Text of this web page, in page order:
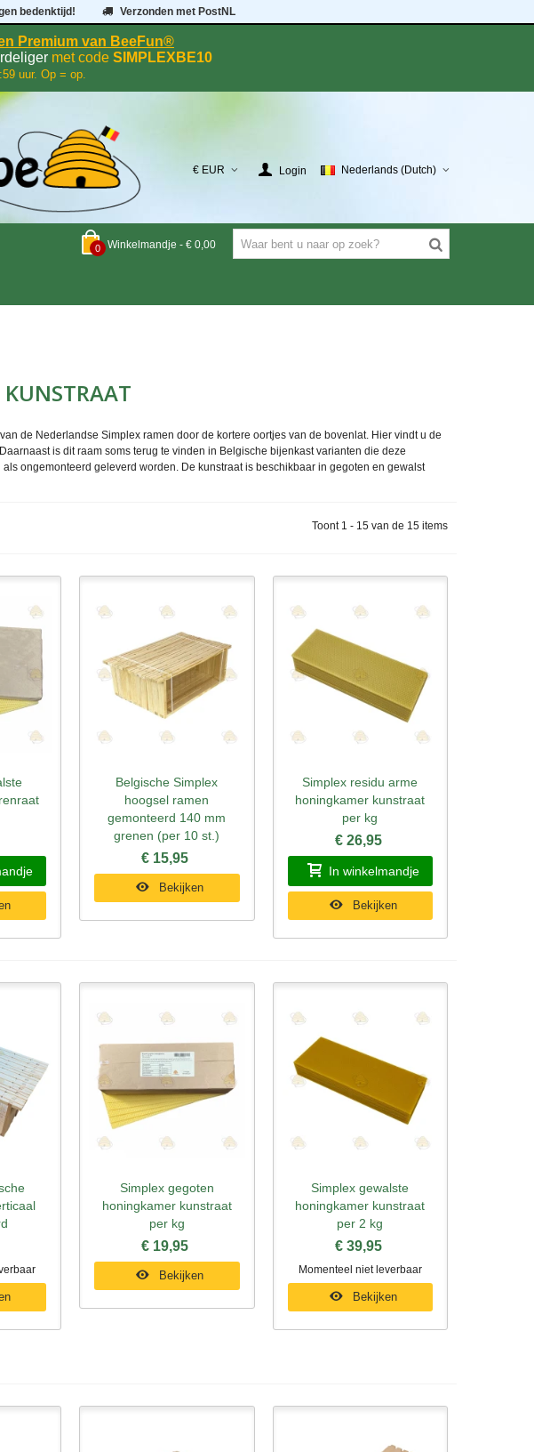
bedenktijd! Verzonden met PostNL
Premium van BeeFun®
met codeSIMPLEXBE10
uur. Op = op.
€ EUR Login Nederlands (Dutch)
0 Winkelmandje - € 0,00
KUNSTRAAT
de Nederlandse Simplex ramen door de kortere oortjes van de bovenlat. Hier vindt u de
is dit raam soms terug te vinden in Belgische bijenkast varianten die deze
ongemonteerd geleverd worden. De kunstraat is beschikbaar in gegoten en gewalst
Toont 1 - 15 van de 15 items
Snel bekijken
Belgische Simplex
hoogsel ramen
gemonteerd 140 mm
grenen (per 10 st.)
€ 15,95
Bekijken
Snel bekijken
Simplex residu arme
honingkamer kunstraat
per kg
€ 26,95
In winkelmandje
Bekijken
Snel bekijken
Simplex gegoten
honingkamer kunstraat
per kg
€ 19,95
Bekijken
Snel bekijken
Simplex gewalste
honingkamer kunstraat
per 2 kg
€ 39,95
Momenteel niet leverbaar
Bekijken